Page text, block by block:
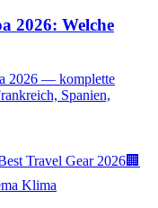
2026: Welche
2026 — komplette
Spanien,
Travel Gear 2026🏢
Klima